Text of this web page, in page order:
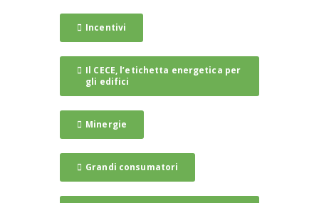
Incentivi
Il CECE, l’etichetta energetica per
gli edifici
Minergie
Grandi consumatori